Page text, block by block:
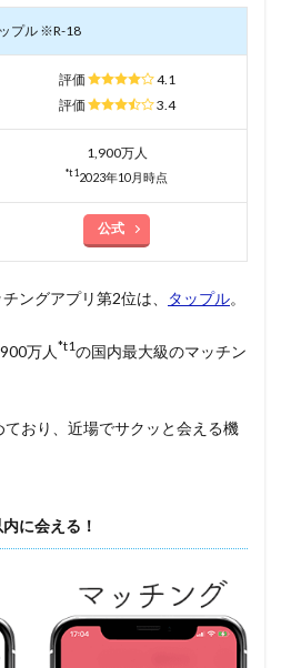
プル ※R-18
評価
4.1
評価
3.4
1,900万人
*t12023年10月時点
公式
ングアプリ第2位は、 タップル。
万人 *t1の国内最大級のマッチン
おり、近場でサクッと会える機
に会える！